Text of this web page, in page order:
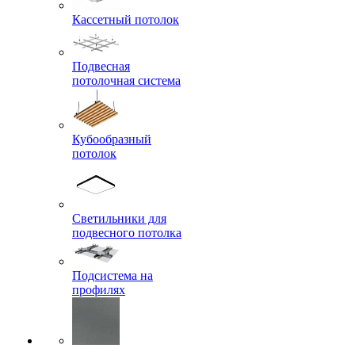
Кассетный потолок
Подвесная
потолочная система
Кубообразный
потолок
Светильники для
подвесного потолка
Подсистема на
профилях